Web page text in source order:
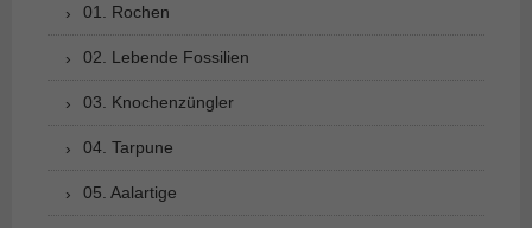
01. Rochen
02. Lebende Fossilien
03. Knochenzüngler
04. Tarpune
05. Aalartige